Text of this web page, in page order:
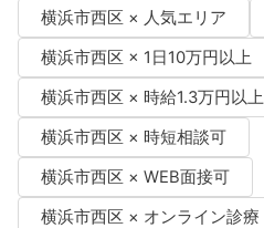
横浜市西区 × 人気エリア
横浜市西区 × 1日10万円以上
横浜市西区 × 時給1.3万円以上
横浜市西区 × 時短相談可
横浜市西区 × WEB面接可
横浜市西区 × オンライン診療